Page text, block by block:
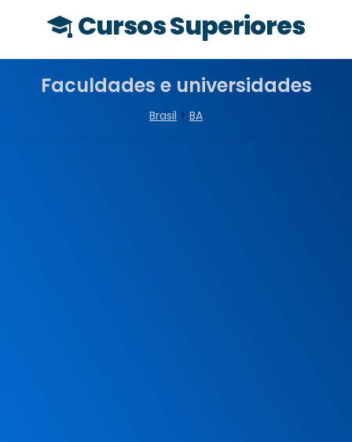
Cursos Superiores
Faculdades e universidades
Brasil > BA